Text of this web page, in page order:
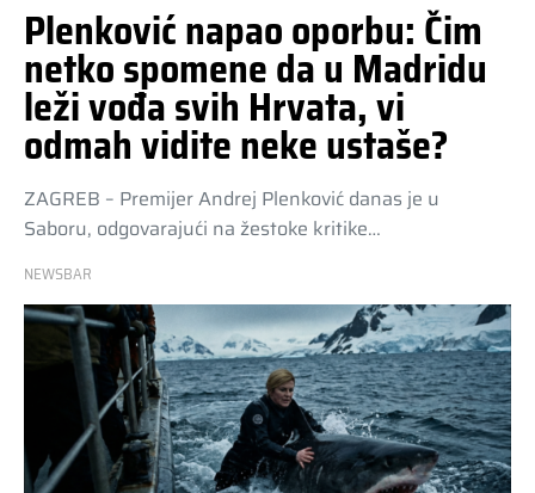
Plenković napao oporbu: Čim
netko spomene da u Madridu
leži vođa svih Hrvata, vi
odmah vidite neke ustaše?
ZAGREB – Premijer Andrej Plenković danas je u
Saboru, odgovarajući na žestoke kritike…
NEWSBAR